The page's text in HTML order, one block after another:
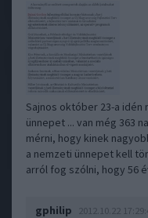
Sajnos október 23-a idén
ünnepet ... van még 363
mérni, hogy kinek
a nemzeti ünnepet kell
arról fog szólni, hogy 56
gphilip 2012.10.22